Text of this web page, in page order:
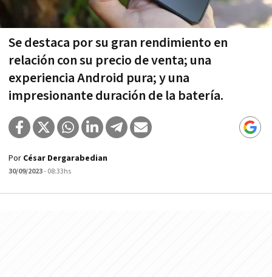
Se destaca por su gran rendimiento en
relación con su precio de venta; una
experiencia Android pura; y una
impresionante duración de la batería.
Por César Dergarabedian
30/09/2023- 08:33hs